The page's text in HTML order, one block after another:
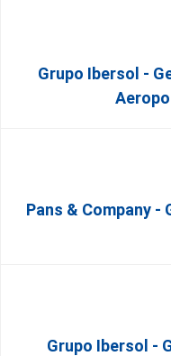
Grupo Ibersol -
Pans & Company
Grupo Ibersol -